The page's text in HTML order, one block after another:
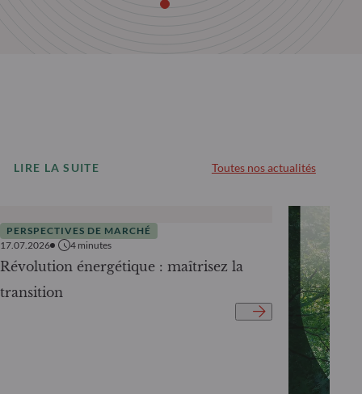
LIRE LA SUITE Toutes nos actualités
PERSPECTIVES DE MARCHÉ
17.07.2026
4 minutes
Révolution énergétique : maîtrisez la
transition